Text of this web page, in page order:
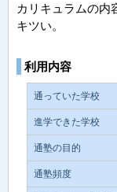
カリキュラムの内
キツい。
利用内容
通っていた学校
進学できた学校
通塾の目的
通塾頻度